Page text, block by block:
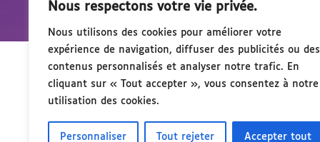
Nous respectons votre vie privée.
Nous utilisons des cookies pour améliorer votre
expérience de navigation, diffuser des publicités ou des
contenus personnalisés et analyser notre trafic. En
cliquant sur « Tout accepter », vous consentez à notre
utilisation des cookies.
Personnaliser Tout rejeter Accepter tout